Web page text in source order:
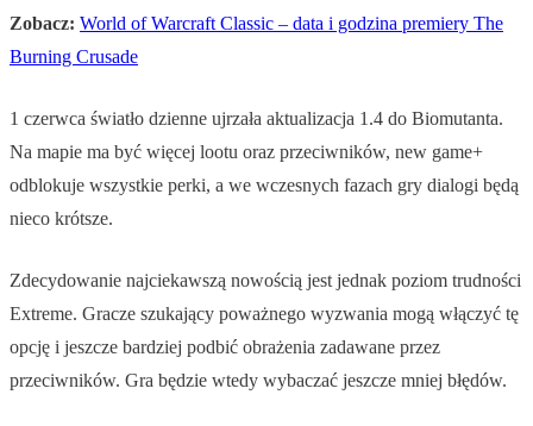
Zobacz: World of Warcraft Classic – data i godzina premiery The
Burning Crusade
1 czerwca światło dzienne ujrzała aktualizacja 1.4 do Biomutanta.
Na mapie ma być więcej lootu oraz przeciwników, new game+
odblokuje wszystkie perki, a we wczesnych fazach gry dialogi będą
nieco krótsze.
Zdecydowanie najciekawszą nowością jest jednak poziom trudności
Extreme. Gracze szukający poważnego wyzwania mogą włączyć tę
opcję i jeszcze bardziej podbić obrażenia zadawane przez
przeciwników. Gra będzie wtedy wybaczać jeszcze mniej błędów.